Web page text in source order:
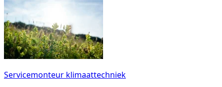
Servicemonteur klimaattechniek